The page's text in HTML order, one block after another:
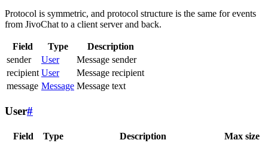
Protocol is symmetric, and protocol structure is the same for events
from JivoChat to a client server and back.
Field Type
Description
sender
User
Message sender
recipient User
Message recipient
message Message Message text
User#
Field Type Description Max size